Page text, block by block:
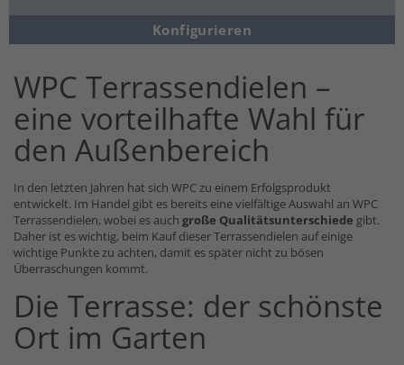
Konfigurieren
WPC Terrassendielen –
eine vorteilhafte Wahl für
den Außenbereich
In den letzten Jahren hat sich WPC zu einem Erfolgsprodukt
entwickelt. Im Handel gibt es bereits eine vielfältige Auswahl an WPC
Terrassendielen, wobei es auch große Qualitätsunterschiede gibt.
Daher ist es wichtig, beim Kauf dieser Terrassendielen auf einige
wichtige Punkte zu achten, damit es später nicht zu bösen
Überraschungen kommt.
Die Terrasse: der schönste
Ort im Garten